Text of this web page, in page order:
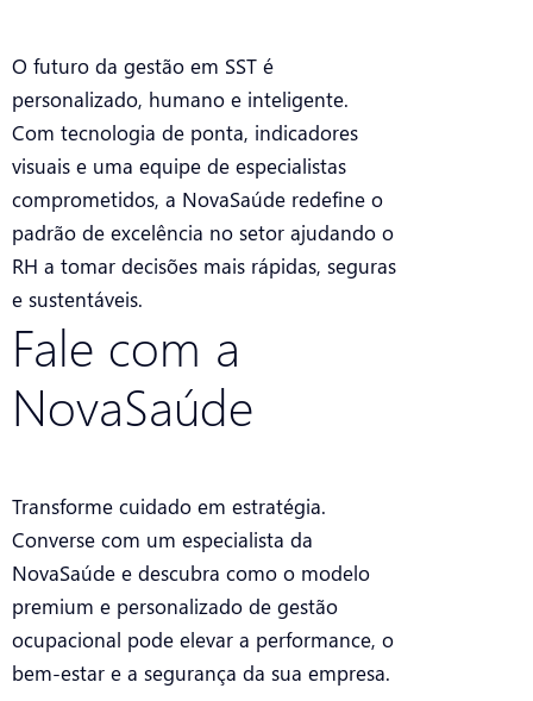
O futuro da gestão em SST é
personalizado, humano e inteligente.
Com tecnologia de ponta, indicadores
visuais e uma equipe de especialistas
comprometidos, a NovaSaúde redefine o
padrão de excelência no setor ajudando o
RH a tomar decisões mais rápidas, seguras
e sustentáveis.
Fale com a
NovaSaúde
Transforme cuidado em estratégia.
Converse com um especialista da
NovaSaúde e descubra como o modelo
premium e personalizado de gestão
ocupacional pode elevar a performance, o
bem-estar e a segurança da sua empresa.